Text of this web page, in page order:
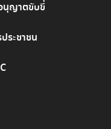
นุญาตขับขี่
ระชาชน